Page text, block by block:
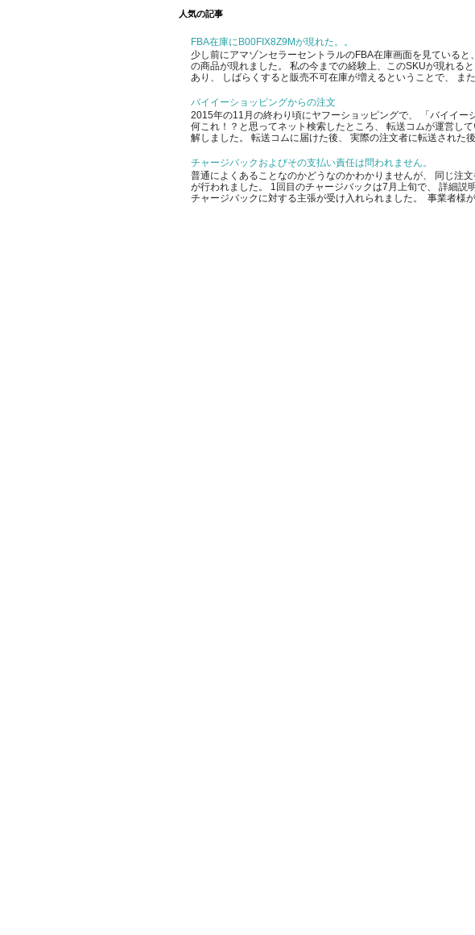
人気の記事
FBA在庫にB00FIX8Z9Mが現れた。。
少し前にアマゾンセラーセントラルのFBA在庫画面を見ていると
の商品が現れました。 私の今までの経験上、このSKUが現れる
あり、 しばらくすると販売不可在庫が増えるということで、 ま
バイイーショッピングからの注文
2015年の11月の終わり頃にヤフーショッピングで、 「バイイー
何これ！？と思ってネット検索したところ、 転送コムが運営し
解しました。 転送コムに届けた後、 実際の注文者に転送された
チャージバックおよびその支払い責任は問われません。
普通によくあることなのかどうなのかわかりませんが、 同じ注
が行われました。 1回目のチャージバックは7月上旬で、 詳細説
チャージバックに対する主張が受け入れられました。 事業者様